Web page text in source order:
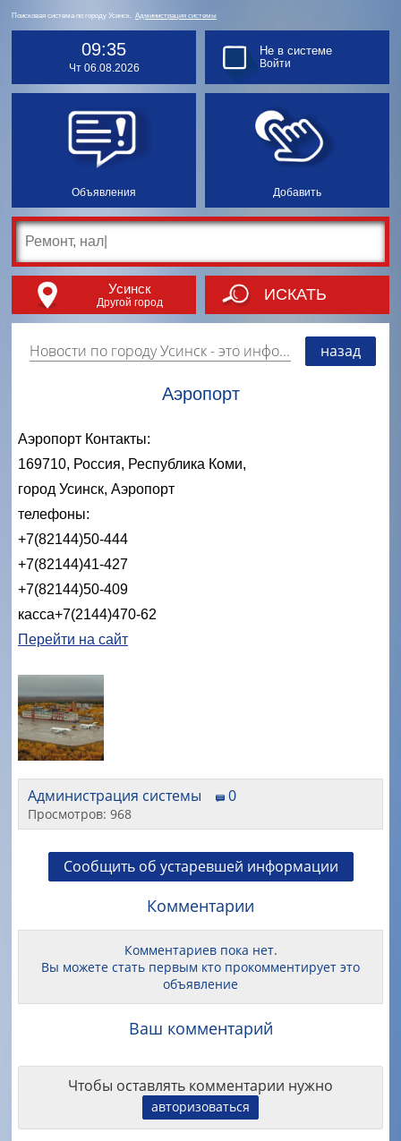
Поисковая система по городу Усинск. Администрация системы
09:35
Чт 06.08.2026
Объявления Добавить
Не в системе
Войти
Усинск
Другой город ИСКАТЬ
Новости по городу Усинск- это информация о событиях, мероприятиях и торгово-коммерческой деятельности города. Страницу наполняют платные и бесплатные объявления, имеющие функцию "поднятия вверх списка". назад
Аэропорт
Аэропорт Контакты:
169710, Россия, Республика Коми,
город Усинск, Аэропорт
телефоны:
+7(82144)50-444
+7(82144)41-427
+7(82144)50-409
касса+7(2144)470-62
Перейти на сайт
Администрация системы 0
Просмотров: 968
Сообщить об устаревшей информации
Комментарии
Комментариев пока нет.
Вы можете стать первым кто прокомментирует это
объявление
Ваш комментарий
Чтобы оставлять комментарии нужно
авторизоваться